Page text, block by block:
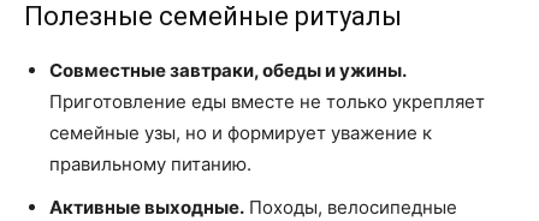
Полезные семейные ритуалы
Совместные завтраки, обеды и ужины.
Приготовление еды вместе не только укрепляет
семейные узы, но и формирует уважение к
правильному питанию.
Активные выходные. Походы, велосипедные